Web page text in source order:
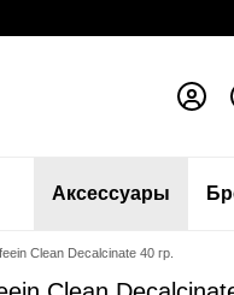
Аксессуары
Clean Decalcinate 40 гр.